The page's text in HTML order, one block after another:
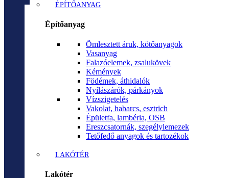
ÉPÍTŐANYAG
Építőanyag
Ömlesztett áruk, kötőanyagok
Vasanyag
Falazóelemek, zsalukövek
Kémények
Födémek, áthidalók
Nyílászárók, párkányok
Vízszigetelés
Vakolat, habarcs, esztrich
Épületfa, lambéria, OSB
Ereszcsatornák, szegélylemezek
Tetőfedő anyagok és tartozékok
LAKÓTÉR
Lakótér